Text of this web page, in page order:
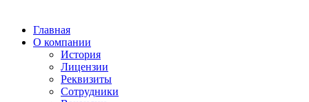
Главная
О компании
История
Лицензии
Реквизиты
Сотрудники